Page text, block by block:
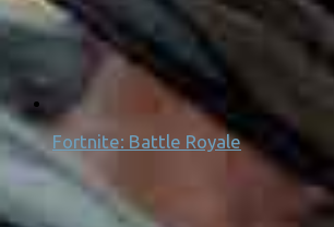
Fortnite: Battle Royale